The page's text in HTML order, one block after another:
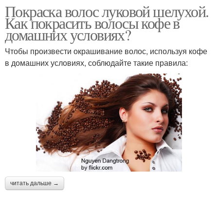
Покраска волос луковой шелухой.
Как покрасить волосы кофе в
домашних условиях?
Чтобы произвести окрашивание волос, используя кофе
в домашних условиях, соблюдайте такие правила:
читать дальше →